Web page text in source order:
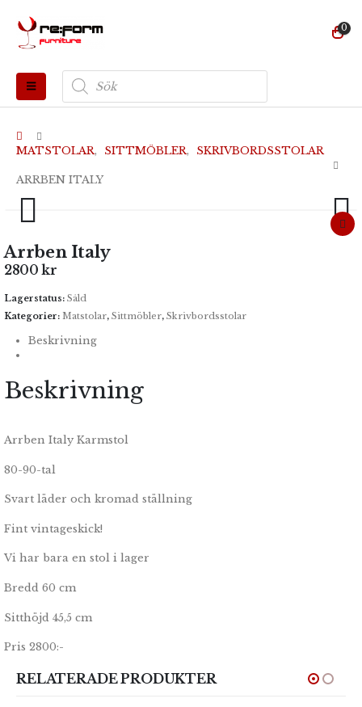
0
Produktsökning
MATSTOLAR, SITTMÖBLER, SKRIVBORDSSTOLAR
ARRBEN ITALY
Arrben Italy
2800kr
Lagerstatus: Såld
Kategorier: Matstolar, Sittmöbler, Skrivbordsstolar
Beskrivning
Beskrivning
Arrben Italy Karmstol
80-90-tal
Svart läder och kromad ställning
Fint vintageskick!
Vi har bara en stol i lager
Bredd 60 cm
Sitthöjd 45,5 cm
Pris 2800:-
RELATERADE PRODUKTER